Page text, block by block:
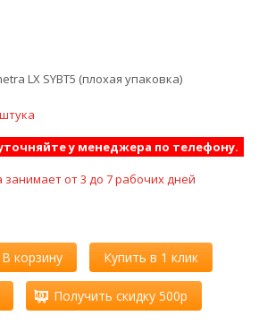
LX SYBT5 (плохая упаковка)
у менеджера по телефону.
занимает от 3 до 7 рабочих дней
В корзину Купить в 1 клик
Получить скидку 500р